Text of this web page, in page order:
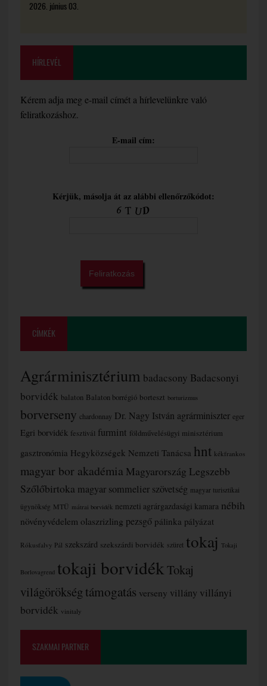
2026. június 03.
HÍRLEVÉL
Kérem adja meg e-mail címét a hírlevelünkre való
feliratkozáshoz.
E-mail cím:
Kérjük, másolja át az alábbi ellenőrzőkódot:
CÍMKÉK
Agrárminisztérium badacsony Badacsonyi
borvidék balaton Balaton borrégió borteszt borturizmus
borverseny chardonnay Dr. Nagy István agrárminiszter eger
Egri borvidék fesztivál furmint földművelésügyi minisztérium
gasztronómia Hegyközségek Nemzeti Tanácsa hnt kékfrankos
magyar bor akadémia Magyarország Legszebb
Szőlőbirtoka magyar sommelier szövetség magyar turisztikai
ügynökség MTÜ mátrai borvidék nemzeti agrárgazdasági kamara nébih
növényvédelem olaszrizling pezsgő pálinka pályázat
Rókusfalvy Pál szekszárd szekszárdi borvidék szüret tokaj Tokaji
Borlovagrend tokaji borvidékTokaj
világörökségtámogatás verseny villány villányi
borvidék vinitaly
SZAKMAI PARTNER